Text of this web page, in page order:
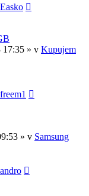
Easko
17:35 » v Kupujem
freem1
» v Samsung
andro